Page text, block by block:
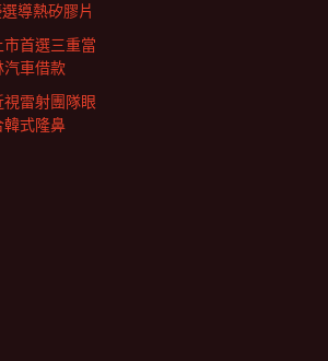
導熱矽膠片
首選三重當
汽車借款
雷射團隊眼
韓式隆鼻